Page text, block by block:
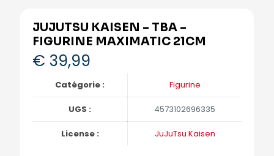
JUJUTSU KAISEN – TBA –
FIGURINE MAXIMATIC 21CM
€ 39,99
Catégorie : Figurine
UGS : 4573102696335
License : JuJuTsu Kaisen